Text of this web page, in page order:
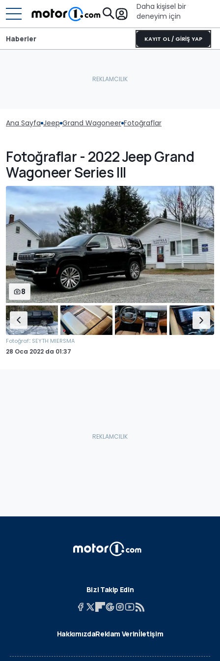
Daha kişisel bir
deneyim için
KAYIT OL / GİRİŞ YAP
Haberler
Ana Sayfa Jeep Grand Wagoneer Fotoğraflar
Fotoğraflar - 2022 Jeep Grand
Wagoneer Series III
8
Fotoğraf: SEYTH MIERSMA
28 Oca 2022 da 01:37
Bizi Takip Edin
HakkımızdaReklam Verinİletişim